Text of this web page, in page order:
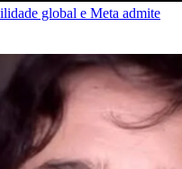
global e Meta admite